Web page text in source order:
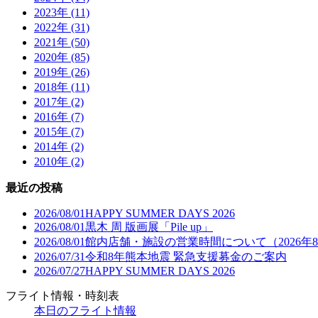
2023年 (11)
2022年 (31)
2021年 (50)
2020年 (85)
2019年 (26)
2018年 (11)
2017年 (2)
2016年 (7)
2015年 (7)
2014年 (2)
2010年 (2)
最近の投稿
2026/08/01HAPPY SUMMER DAYS 2026
2026/08/01黒木 周 版画展「Pile up」
2026/08/01館内店舗・施設の営業時間について（2026年8
2026/07/31令和8年熊本地震 緊急支援募金のご案内
2026/07/27HAPPY SUMMER DAYS 2026
フライト情報・時刻表
本日のフライト情報